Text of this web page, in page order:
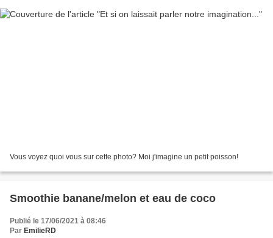
Vous voyez quoi vous sur cette photo? Moi j'imagine un petit poisson!
Smoothie banane/melon et eau de coco
Publié le 17/06/2021 à 08:46
Par EmilieRD